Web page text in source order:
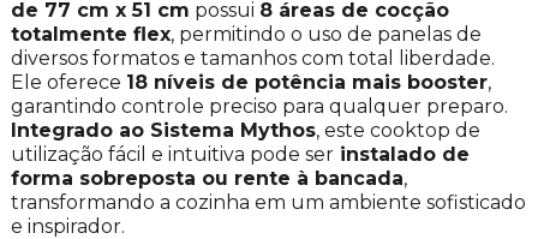
de 77 cm x 51 cm possui 8 áreas de cocção
totalmente flex, permitindo o uso de panelas de
diversos formatos e tamanhos com total liberdade.
Ele oferece 18 níveis de potência mais booster,
garantindo controle preciso para qualquer preparo.
Integrado ao Sistema Mythos, este cooktop de
utilização fácil e intuitiva pode serinstalado de
forma sobreposta ou rente à bancada,
transformando a cozinha em um ambiente sofisticado
e inspirador.